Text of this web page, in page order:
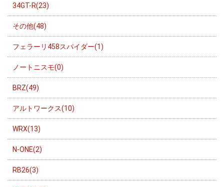
34GT-R(23)
その他(48)
フェラーリ458スパイダー(1)
ノートニスモ(0)
BRZ(49)
アルトワークス(10)
WRX(13)
N-ONE(2)
RB26(3)